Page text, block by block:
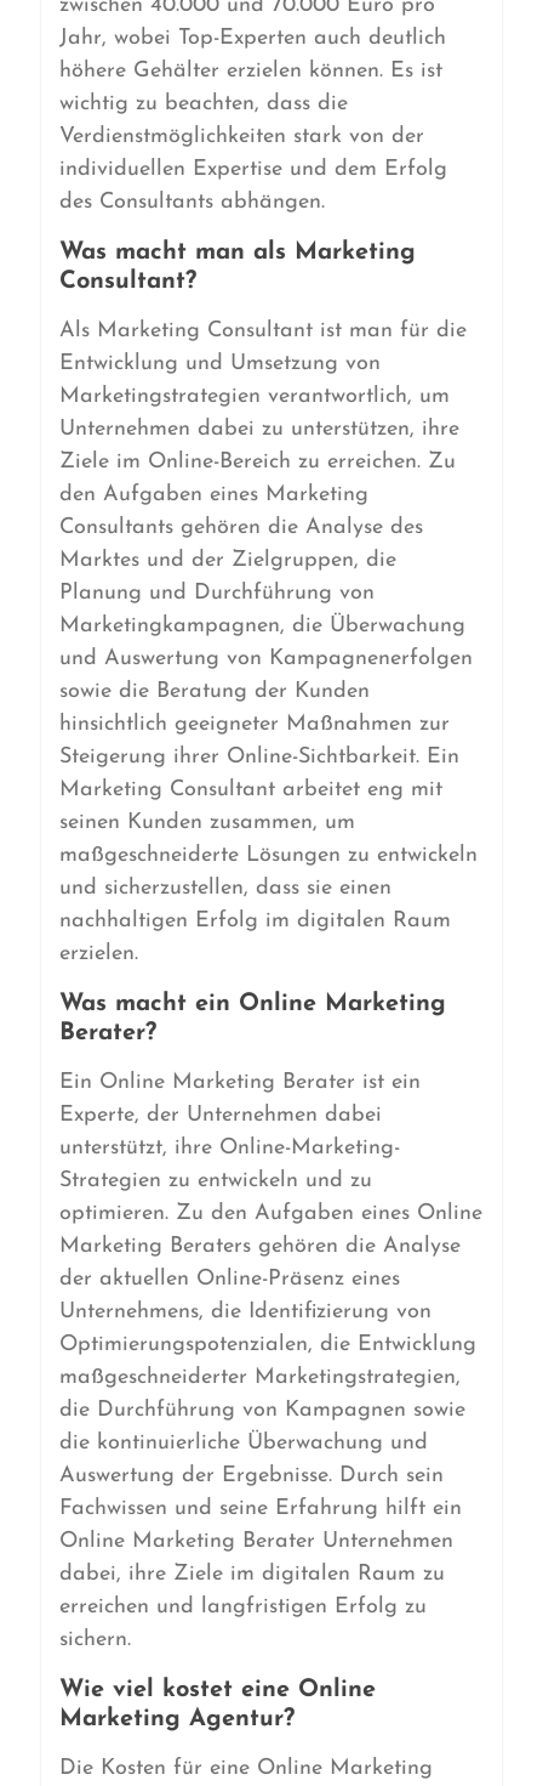
zwischen 40.000 und 70.000 Euro pro
Jahr, wobei Top-Experten auch deutlich
höhere Gehälter erzielen können. Es ist
wichtig zu beachten, dass die
Verdienstmöglichkeiten stark von der
individuellen Expertise und dem Erfolg
des Consultants abhängen.
Was macht man als Marketing
Consultant?
Als Marketing Consultant ist man für die
Entwicklung und Umsetzung von
Marketingstrategien verantwortlich, um
Unternehmen dabei zu unterstützen, ihre
Ziele im Online-Bereich zu erreichen. Zu
den Aufgaben eines Marketing
Consultants gehören die Analyse des
Marktes und der Zielgruppen, die
Planung und Durchführung von
Marketingkampagnen, die Überwachung
und Auswertung von Kampagnenerfolgen
sowie die Beratung der Kunden
hinsichtlich geeigneter Maßnahmen zur
Steigerung ihrer Online-Sichtbarkeit. Ein
Marketing Consultant arbeitet eng mit
seinen Kunden zusammen, um
maßgeschneiderte Lösungen zu entwickeln
und sicherzustellen, dass sie einen
nachhaltigen Erfolg im digitalen Raum
erzielen.
Was macht ein Online Marketing
Berater?
Ein Online Marketing Berater ist ein
Experte, der Unternehmen dabei
unterstützt, ihre Online-Marketing-
Strategien zu entwickeln und zu
optimieren. Zu den Aufgaben eines Online
Marketing Beraters gehören die Analyse
der aktuellen Online-Präsenz eines
Unternehmens, die Identifizierung von
Optimierungspotenzialen, die Entwicklung
maßgeschneiderter Marketingstrategien,
die Durchführung von Kampagnen sowie
die kontinuierliche Überwachung und
Auswertung der Ergebnisse. Durch sein
Fachwissen und seine Erfahrung hilft ein
Online Marketing Berater Unternehmen
dabei, ihre Ziele im digitalen Raum zu
erreichen und langfristigen Erfolg zu
sichern.
Wie viel kostet eine Online
Marketing Agentur?
Die Kosten für eine Online Marketing